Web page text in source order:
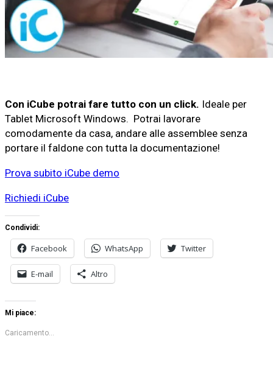
Con iCube potrai fare tutto con un click. Ideale per
Tablet Microsoft Windows. Potrai lavorare
comodamente da casa, andare alle assemblee senza
portare il faldone con tutta la documentazione!
Prova subito iCube demo
Richiedi iCube
Condividi:
Facebook WhatsApp Twitter
E-mail Altro
Mi piace:
Caricamento...